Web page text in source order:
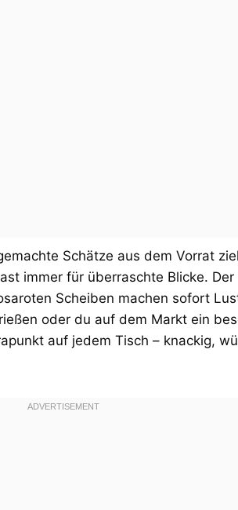
Schätze aus dem Vorrat
immer für überraschte Blicke.
Scheiben machen sofort
oder du auf dem Markt ein
auf jedem Tisch – knackig,